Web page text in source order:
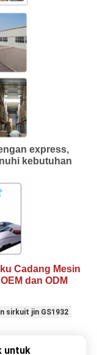
express,
kebutuhan
Cadang Mesin
dan ODM
sirkuit jin GS1932
untuk